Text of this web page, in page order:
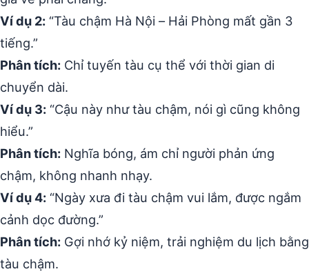
Ví dụ 2: “Tàu chậm Hà Nội – Hải Phòng mất gần 3
tiếng.”
Phân tích: Chỉ tuyến tàu cụ thể với thời gian di
chuyển dài.
Ví dụ 3: “Cậu này như tàu chậm, nói gì cũng không
hiểu.”
Phân tích: Nghĩa bóng, ám chỉ người phản ứng
chậm, không nhanh nhạy.
Ví dụ 4: “Ngày xưa đi tàu chậm vui lắm, được ngắm
cảnh dọc đường.”
Phân tích: Gợi nhớ kỷ niệm, trải nghiệm du lịch bằng
tàu chậm.